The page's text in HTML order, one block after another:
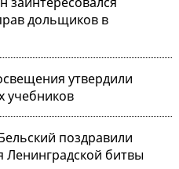
дольщиков в
утвердили
учебников
поздравили
Ленинградской битвы